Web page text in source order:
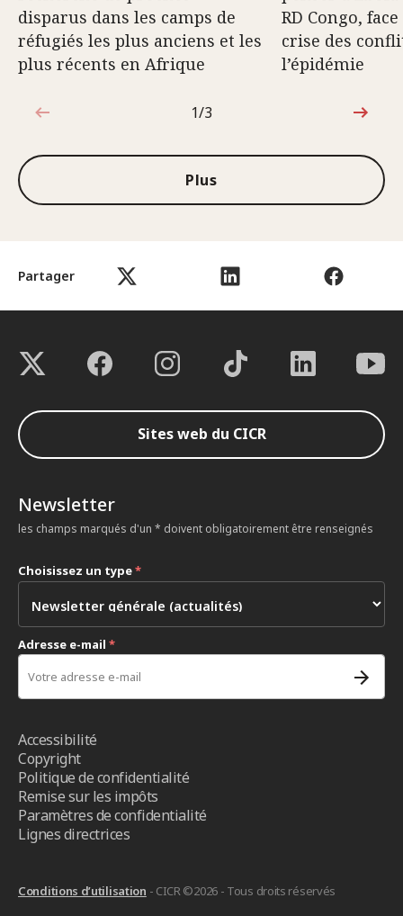
Partager
disparus dans les camps de
réfugiés les plus anciens et les
plus récents en Afrique
RD Congo,
crise des
l’épidémie
1sur3
1/3
Plus
Sites web du CICR
Newsletter
les champs marqués d'un * doivent obligatoirement être renseignés
Choisissez un type*
Adresse e-mail *
Accessibilité
Copyright
Politique de confidentialité
Remise sur les impôts
Paramètres de confidentialité
Lignes directrices
Conditions d’utilisation - CICR ©2026 - Tous droits réservés